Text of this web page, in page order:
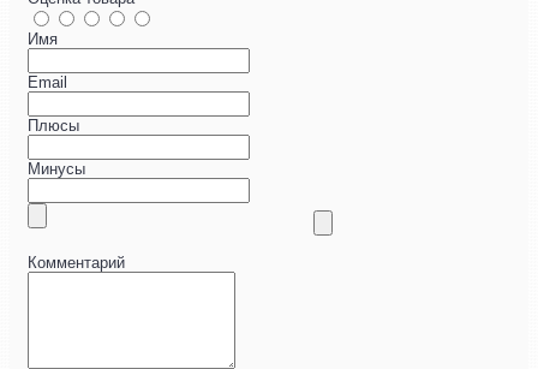
Имя
Email
Плюсы
Минусы
Комментарий